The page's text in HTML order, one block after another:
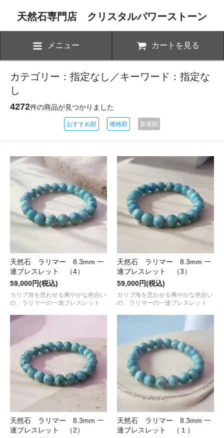
天然石専門店 クリスタルパワーストーン
メニュー カートを見る
カテゴリー：指定なし／キーワード：指定な
し
4272件の商品が見つかりました
おすすめ順 価格順 新着順
天然石 ラリマー 8.3mm 一
連ブレスレット （4）
59,000円(税込)
カリブ海を思わせる爽やかな色合い
の、ラリマーの一連ブレスレット
天然石 ラリマー 8.3mm 一
連ブレスレット （3）
59,000円(税込)
カリブ海を思わせる爽やかな色合い
の、ラリマーの一連ブレスレット
天然石 ラリマー 8.3mm 一
連ブレスレット （2）
天然石 ラリマー 8.3mm 一
連ブレスレット （１）